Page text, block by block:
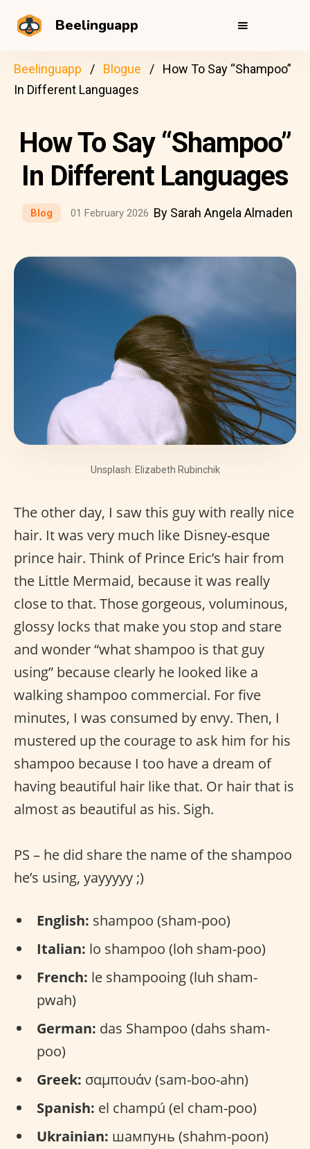
Beelinguapp
Beelinguapp Blogue
How To Say “Shampoo”
In Different Languages
How To Say “Shampoo”
In Different Languages
Blog 01 February 2026 By Sarah Angela Almaden
Unsplash: Elizabeth Rubinchik
The other day, I saw this guy with really nice
hair. It was very much like Disney-esque
prince hair. Think of Prince Eric’s hair from
the Little Mermaid, because it was really
close to that. Those gorgeous, voluminous,
glossy locks that make you stop and stare
and wonder “what shampoo is that guy
using” because clearly he looked like a
walking shampoo commercial. For five
minutes, I was consumed by envy. Then, I
mustered up the courage to ask him for his
shampoo because I too have a dream of
having beautiful hair like that. Or hair that is
almost as beautiful as his. Sigh.
PS – he did share the name of the shampoo
he’s using, yayyyyy ;)
English: shampoo (sham-poo)
Italian: lo shampoo (loh sham-poo)
French: le shampooing (luh sham-
pwah)
German: das Shampoo (dahs sham-
poo)
Greek: σαμπουάν (sam-boo-ahn)
Spanish: el champú (el cham-poo)
Ukrainian: шампунь (shahm-poon)